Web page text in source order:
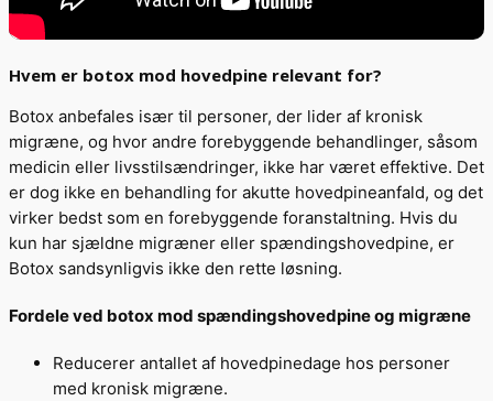
Hvem er botox mod hovedpine relevant for?
Botox anbefales især til personer, der lider af kronisk
migræne, og hvor andre forebyggende behandlinger, såsom
medicin eller livsstilsændringer, ikke har været effektive. Det
er dog ikke en behandling for akutte hovedpineanfald, og det
virker bedst som en forebyggende foranstaltning. Hvis du
kun har sjældne migræner eller spændingshovedpine, er
Botox sandsynligvis ikke den rette løsning.
Fordele ved botox mod spændingshovedpine og migræne
Reducerer antallet af hovedpinedage hos personer
med kronisk migræne.